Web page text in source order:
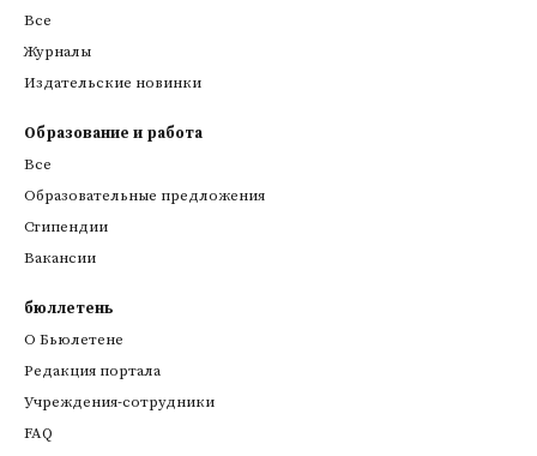
Все
Журналы
Издательские новинки
Образование и работа
Все
Образовательные предложения
Стипендии
Вакансии
бюллетень
О Бьюлетене
Редакция портала
Учреждения-сотрудники
FAQ